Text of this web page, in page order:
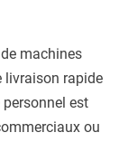
machines
livraison rapide
est
ou